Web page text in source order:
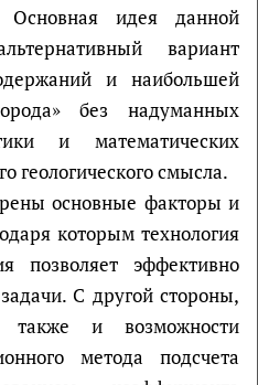
Основная идея данной
вариант
и наибольшей
без надуманных
и математических
геологического смысла.
основные факторы и
которым технология
позволяет эффективно
С другой стороны,
также и возможности
метода подсчета